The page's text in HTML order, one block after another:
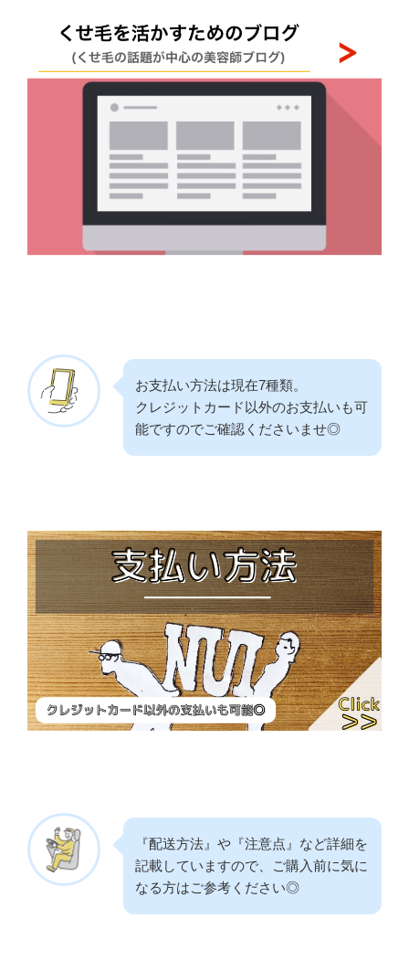
お支払い方法は現在7種類。
クレジットカード以外のお支払いも可
能ですのでご確認くださいませ◎
『配送方法』や『注意点』など詳細を
記載していますので、ご購入前に気に
なる方はご参考ください◎